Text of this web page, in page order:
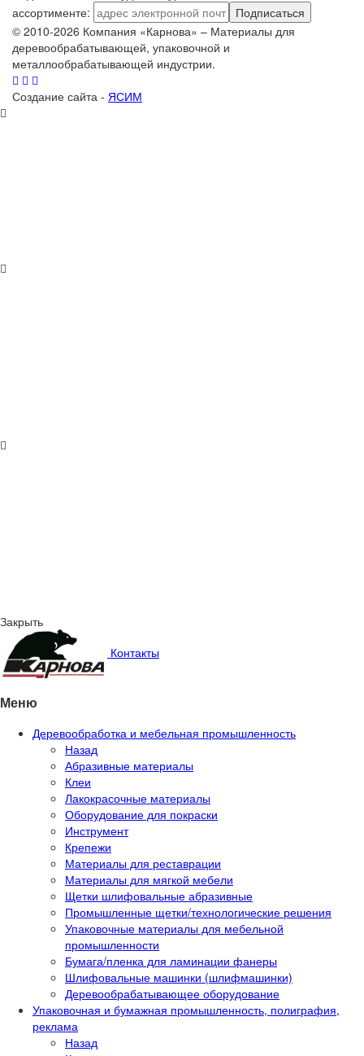
ассортименте:
Подписаться
© 2010-2026 Компания «Карнова» – Материалы для
деревообрабатывающей, упаковочной и
металлообрабатывающей индустрии.
Создание сайта - ЯСИМ
Закрыть
Контакты
Меню
Деревообработка и мебельная промышленность
Назад
Абразивные материалы
Клеи
Лакокрасочные материалы
Оборудование для покраски
Инструмент
Крепежи
Материалы для реставрации
Материалы для мягкой мебели
Щетки шлифовальные абразивные
Промышленные щетки/технологические решения
Упаковочные материалы для мебельной
промышленности
Бумага/пленка для ламинации фанеры
Шлифовальные машинки (шлифмашинки)
Деревообрабатывающее оборудование
Упаковочная и бумажная промышленность, полиграфия,
реклама
Назад